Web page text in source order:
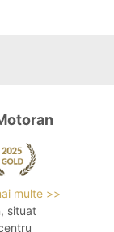
multe >>
situat